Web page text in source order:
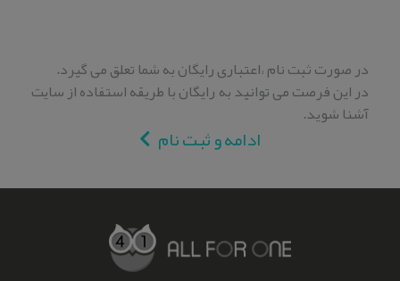
در صورت ثبت نام ،اعتباری رایگان به شما تعلق می گیرد.
در این فرصت می توانید به رایگان با طریقه استفاده از سایت
آشنا شوید.
ادامه و ثبت نام